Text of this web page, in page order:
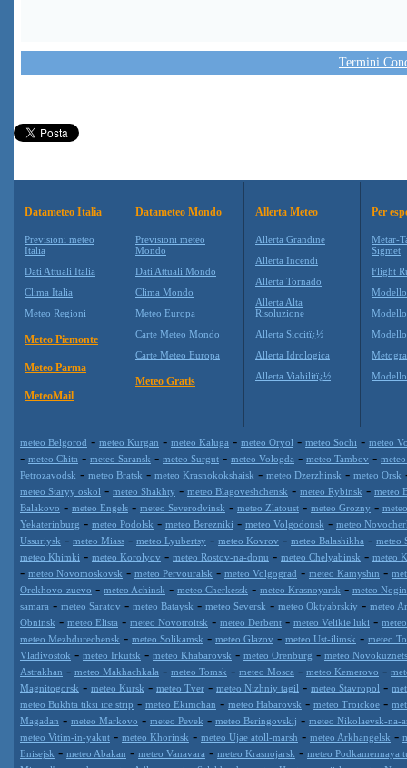
Termini
Datameteo Italia
Previsioni meteo
Italia
Dati Attuali Italia
Clima Italia
Meteo Regioni
Meteo Piemonte
Meteo Parma
MeteoMail
Datameteo Mondo
Previsioni meteo
Mondo
Dati Attuali Mondo
Clima Mondo
Meteo Europa
Carte Meteo Mondo
Carte Meteo Europa
Meteo Gratis
Allerta Meteo
Allerta Grandine
Allerta Incendi
Allerta Tornado
Allerta Alta
Risoluzione
Allerta Siccitï¿½
Allerta Idrologica
Allerta Viabilitï¿½
Per
Metar-
Sigmet
Flight
Modello
meteo Belgorod - meteo Kurgan - meteo Kaluga - meteo Oryol - meteo Sochi - meteo
- meteo Chita - meteo Saransk - meteo Surgut - meteo Vologda - meteo Tambov -
Petrozavodsk - meteo Bratsk - meteo Krasnokokshaisk - meteo Dzerzhinsk - meteo Orsk
meteo Staryy oskol - meteo Shakhty - meteo Blagoveshchensk - meteo Rybinsk - meteo
Balakovo - meteo Engels - meteo Severodvinsk - meteo Zlatoust - meteo Grozny -
Yekaterinburg - meteo Podolsk - meteo Berezniki - meteo Volgodonsk - meteo
Ussuriysk - meteo Miass - meteo Lyubertsy - meteo Kovrov - meteo Balashikha - meteo
meteo Khimki - meteo Korolyov - meteo Rostov-na-donu - meteo Chelyabinsk - meteo
- meteo Novomoskovsk - meteo Pervouralsk - meteo Volgograd - meteo Kamyshin -
Orekhovo-zuevo - meteo Achinsk - meteo Cherkessk - meteo Krasnoyarsk - meteo
samara - meteo Saratov - meteo Bataysk - meteo Seversk - meteo Oktyabrskiy - meteo
Obninsk - meteo Elista - meteo Novotroitsk - meteo Derbent - meteo Velikie luki -
meteo Mezhdurechensk - meteo Solikamsk - meteo Glazov - meteo Ust-ilimsk - meteo
Vladivostok - meteo Irkutsk - meteo Khabarovsk - meteo Orenburg - meteo
Astrakhan - meteo Makhachkala - meteo Tomsk - meteo Mosca - meteo Kemerovo -
Magnitogorsk - meteo Kursk - meteo Tver - meteo Nizhniy tagil - meteo Stavropol -
meteo Bukhta tiksi ice strip - meteo Ekimchan - meteo Habarovsk - meteo Troickoe -
Magadan - meteo Markovo - meteo Pevek - meteo Beringovskij - meteo Nikolaevsk-na-
meteo Vitim-in-yakut - meteo Khorinsk - meteo Ujae atoll-marsh - meteo Arkhangelsk -
Enisejsk - meteo Abakan - meteo Vanavara - meteo Krasnojarsk - meteo Podkamennaya